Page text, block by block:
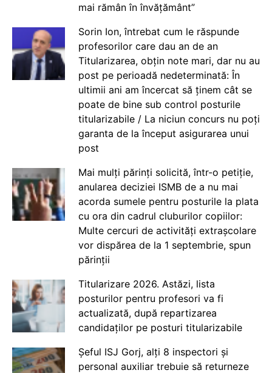
mai rămân în învățământ”
Sorin Ion, întrebat cum le răspunde
profesorilor care dau an de an
Titularizarea, obțin note mari, dar nu au
post pe perioadă nedeterminată: În
ultimii ani am încercat să ținem cât se
poate de bine sub control posturile
titularizabile / La niciun concurs nu poți
garanta de la început asigurarea unui
post
Mai mulți părinți solicită, într-o petiție,
anularea deciziei ISMB de a nu mai
acorda sumele pentru posturile la plata
cu ora din cadrul cluburilor copiilor:
Multe cercuri de activități extrașcolare
vor dispărea de la 1 septembrie, spun
părinții
Titularizare 2026. Astăzi, lista
posturilor pentru profesori va fi
actualizată, după repartizarea
candidaților pe posturi titularizabile
Șeful ISJ Gorj, alți 8 inspectori și
personal auxiliar trebuie să returneze